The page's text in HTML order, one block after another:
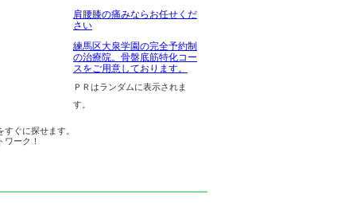
肩腰膝の痛みならお任せくだ
さい
練馬区大泉学園の完全予約制
の治療院。骨盤底筋特化コー
スをご用意しております。
ＰＲはランダムに表示されま
す。
ぐに探せます。
ーク！